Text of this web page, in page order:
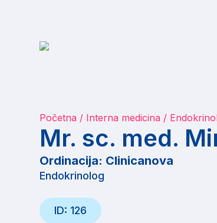
Početna Interna medicina
Mr. sc. med.
Ordinacija: Clinicanova
Endokrinolog
ID: 126